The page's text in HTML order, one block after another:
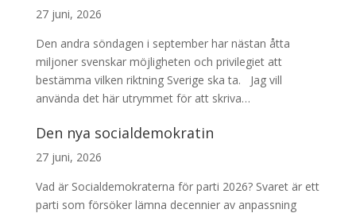
27 juni, 2026
Den andra söndagen i september har nästan åtta
miljoner svenskar möjligheten och privilegiet att
bestämma vilken riktning Sverige ska ta. Jag vill
använda det här utrymmet för att skriva…
Den nya socialdemokratin
27 juni, 2026
Vad är Socialdemokraterna för parti 2026? Svaret är ett
parti som försöker lämna decennier av anpassning